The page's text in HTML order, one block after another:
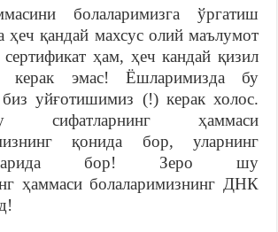
болаларимизга ўргатиш
ҳеч қандай махсус олий маълумот
ҳам, ҳеч кандай қизил
керак эмас! Ёшларимизда бу
уйғотишимиз (!) керак холос.
ҳаммаси
қонида бор, уларнинг
бор! Зеро шу
ҳаммаси болаларимизнинг ДНК